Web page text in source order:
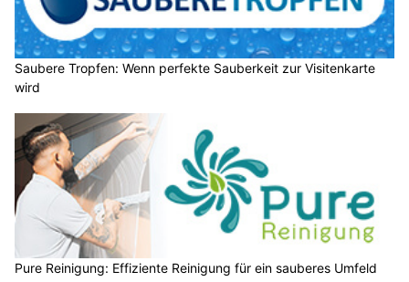
Saubere Tropfen: Wenn perfekte Sauberkeit zur Visitenkarte
wird
Pure Reinigung: Effiziente Reinigung für ein sauberes Umfeld